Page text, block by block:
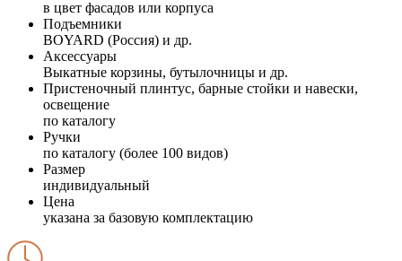
в цвет фасадов или корпуса
Подъемники
BOYARD (Россия) и др.
Аксессуары
Выкатные корзины, бутылочницы и др.
Пристеночный плинтус, барные стойки и навески,
освещение
по каталогу
Ручки
по каталогу (более 100 видов)
Размер
индивидуальный
Цена
указана за базовую комплектацию